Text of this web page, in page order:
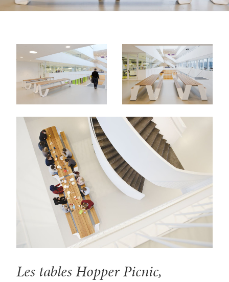
Les tables Hopper Picnic,